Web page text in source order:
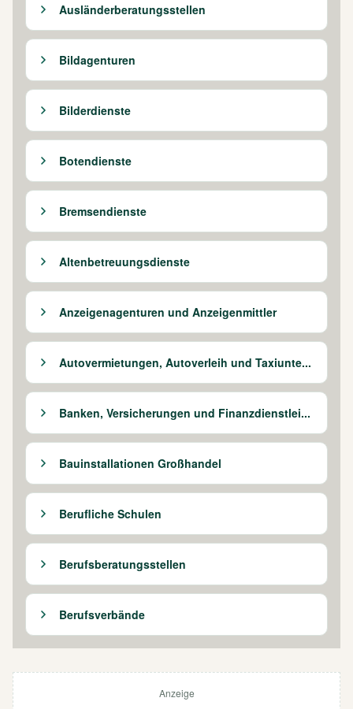
Ausländerberatungsstellen
Bildagenturen
Bilderdienste
Botendienste
Bremsendienste
Altenbetreuungsdienste
Anzeigenagenturen und Anzeigenmittler
Autovermietungen, Autoverleih und Taxiunte...
Banken, Versicherungen und Finanzdienstlei...
Bauinstallationen Großhandel
Berufliche Schulen
Berufsberatungsstellen
Berufsverbände
Anzeige